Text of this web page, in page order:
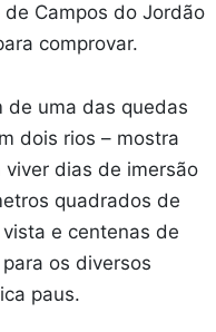
Campos do Jordão
comprovar.
de uma das quedas
dois rios – mostra
dias de imersão
quadrados de
e centenas de
os diversos
paus.